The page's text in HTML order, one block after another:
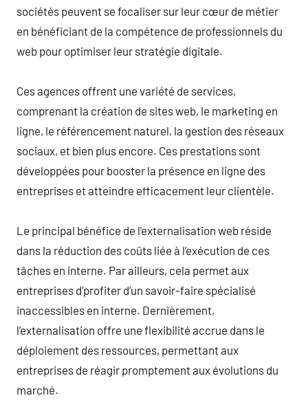
sociétés peuvent se focaliser sur leur cœur de métier
en bénéficiant de la compétence de professionnels du
web pour optimiser leur stratégie digitale.
Ces agences offrent une variété de services,
comprenant la création de sites web, le marketing en
ligne, le référencement naturel, la gestion des réseaux
sociaux, et bien plus encore. Ces prestations sont
développées pour booster la présence en ligne des
entreprises et atteindre efficacement leur clientèle.
Le principal bénéfice de l’externalisation web réside
dans la réduction des coûts liée à l’exécution de ces
tâches en interne. Par ailleurs, cela permet aux
entreprises d’profiter d’un savoir-faire spécialisé
inaccessibles en interne. Dernièrement,
l’externalisation offre une flexibilité accrue dans le
déploiement des ressources, permettant aux
entreprises de réagir promptement aux évolutions du
marché.